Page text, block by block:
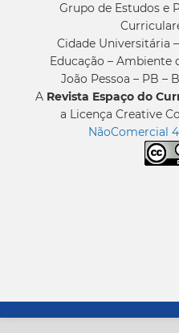
Grupo de Estudos e
Cidade Universitária
Educação – Ambiente
João Pessoa – PB –
A Revista Espaço do
a Licença Creative
NãoComercial